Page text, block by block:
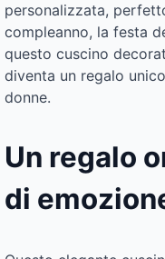
personalizzata,
compleanno, la festa
questo cuscino
diventa un regalo
donne.
Un regalo
di